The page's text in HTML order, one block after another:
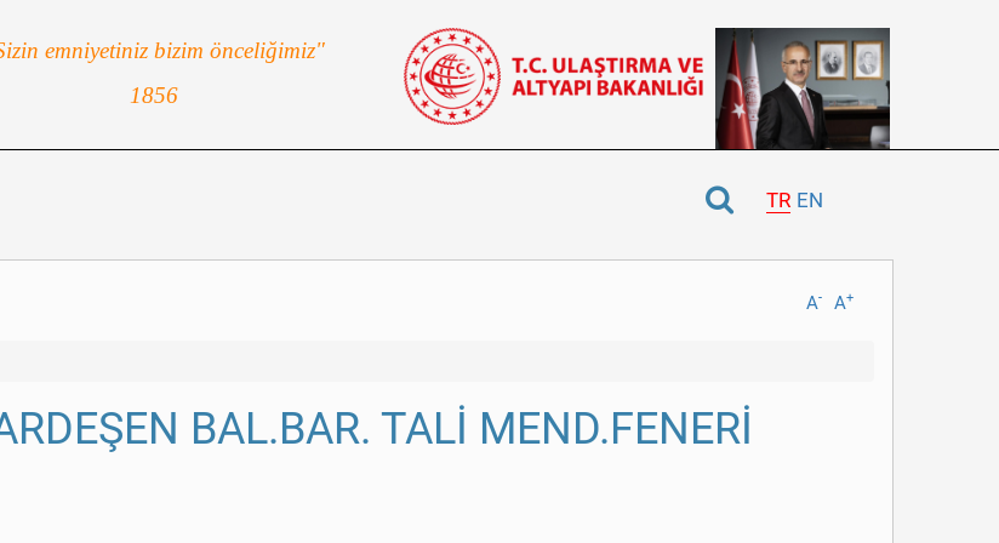
emniyetiniz bizim önceliğimiz"
1856
TR EN
A+
A-
BAL.BAR. TALİ MEND.FENERİ